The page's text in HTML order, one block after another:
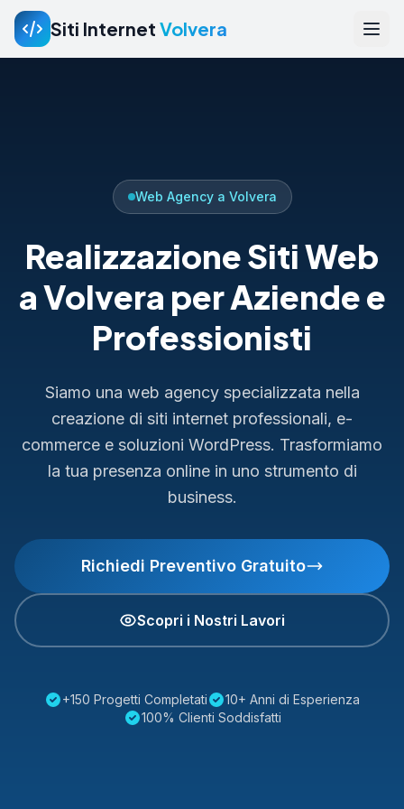
Siti Internet Volvera
Web Agency a Volvera
Realizzazione Siti Web
a Volvera per Aziende e
Professionisti
Siamo una web agency specializzata nella
creazione di siti internet professionali, e-
commerce e soluzioni WordPress. Trasformiamo
la tua presenza online in uno strumento di
business.
Richiedi Preventivo Gratuito
Scopri i Nostri Lavori
+150 Progetti Completati
10+ Anni di Esperienza
100% Clienti Soddisfatti